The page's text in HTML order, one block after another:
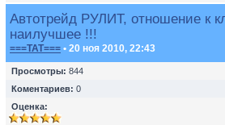
Автотрейд РУЛИТ, отношение к
наилучшее !!!
===TAT=== • 20 ноя 2010, 22:43
Просмотры: 844
Коментариев: 0
Оценка: